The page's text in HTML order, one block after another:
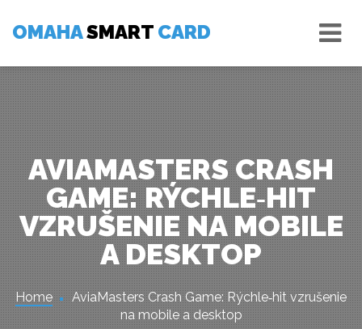
content
OMAHASMART CARD
AVIAMASTERS CRASH
GAME: RÝCHLE‑HIT
VZRUŠENIE NA MOBILE
A DESKTOP
Home
AviaMasters Crash Game: Rýchle‑hit vzrušenie
na mobile a desktop